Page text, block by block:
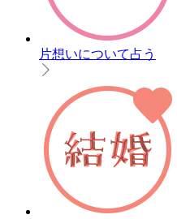
片想いについて占う